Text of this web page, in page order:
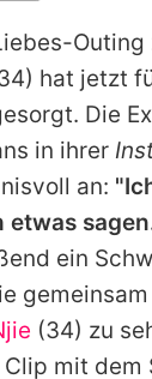
auf
Jobs
runterladen
Team
Impressum
Outing
hat jetzt
Die
in ihrer
an:
ein
(34) zu
mit dem